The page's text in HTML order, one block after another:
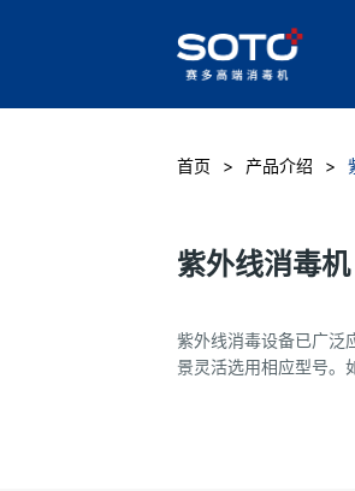
首页 产品介绍
紫外线消毒机
紫外线消毒设备已广泛
景灵活选用相应型号。